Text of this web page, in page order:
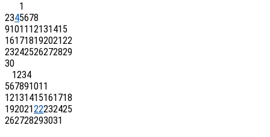
1
2345678
91011 12131415
16171819202122
23242526272829
30
1234
567891011
12131415161718
19202122232425
262728293031